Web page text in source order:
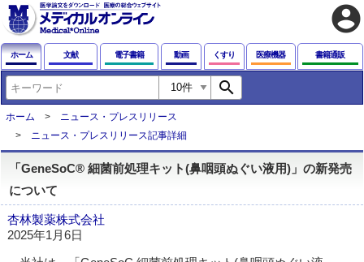
account_circle
ホーム 文献 電子書籍 動画 くすり 医療機器 書籍通販
search
ホーム
ニュース・プレスリリース
ニュース・プレスリリース記事詳細
「GeneSoC® 細菌前処理キット(鼻咽頭ぬぐい液用)」の新発売
について
杏林製薬株式会社
2025年1月6日